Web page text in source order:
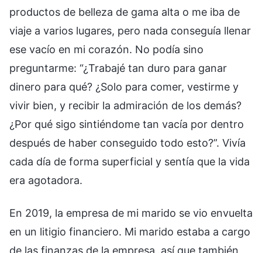
productos de belleza de gama alta o me iba de
viaje a varios lugares, pero nada conseguía llenar
ese vacío en mi corazón. No podía sino
preguntarme: “¿Trabajé tan duro para ganar
dinero para qué? ¿Solo para comer, vestirme y
vivir bien, y recibir la admiración de los demás?
¿Por qué sigo sintiéndome tan vacía por dentro
después de haber conseguido todo esto?”. Vivía
cada día de forma superficial y sentía que la vida
era agotadora.
En 2019, la empresa de mi marido se vio envuelta
en un litigio financiero. Mi marido estaba a cargo
de las finanzas de la empresa, así que también